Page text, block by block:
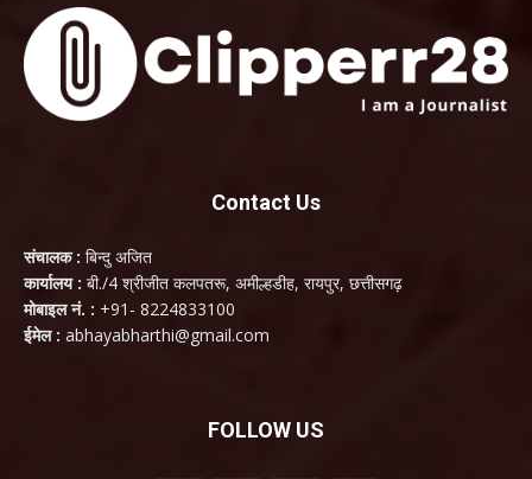
Contact Us
संचालक : बिन्दु अजित
कार्यालय : बी./4 श्रीजीत कलपतरू, अमील्हडीह, रायपुर, छत्तीसगढ़
मोबाइल नं. : +91- 8224833100
ईमेल : abhayabharthi@gmail.com
FOLLOW US